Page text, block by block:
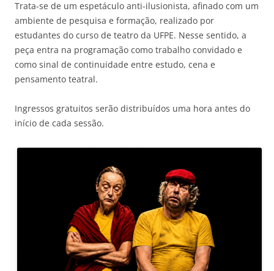
Trata-se de um espetáculo anti-ilusionista, afinado com um
ambiente de pesquisa e formação, realizado por
estudantes do curso de teatro da UFPE. Nesse sentido, a
peça entra na programação como trabalho convidado e
como sinal de continuidade entre estudo, cena e
pensamento teatral.
Ingressos gratuitos serão distribuídos uma hora antes do
início de cada sessão.